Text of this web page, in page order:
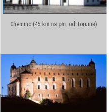
Chełmno (45 km na płn. od Torunia)